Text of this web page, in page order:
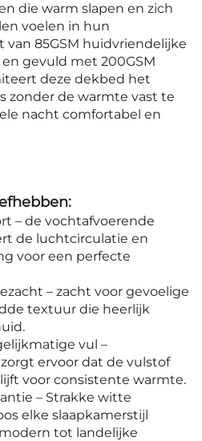
die warm slapen en zich
voelen in hun
van 85GSM huidvriendelijke
gevuld met 200GSM
deze dekbed het
zonder de warmte vast te
nacht comfortabel en
– de vochtafvoerende
de luchtcirculatie en
voor een perfecte
– zacht voor gevoelige
textuur die heerlijk
vul –
ervoor dat de vulstof
voor consistente warmte.
– Strakke witte
elke slaapkamerstijl
tot landelijke